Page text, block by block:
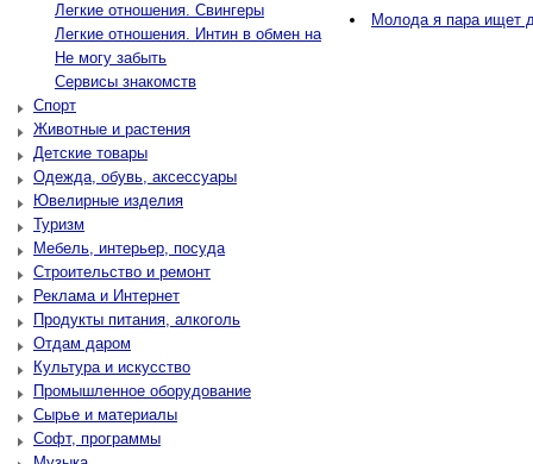
Легкие отношения. Свингеры
Легкие отношения. Интин в обмен на
Не могу забыть
Сервисы знакомств
Спорт
Животные и растения
Детские товары
Одежда, обувь, аксессуары
Ювелирные изделия
Туризм
Мебель, интерьер, посуда
Строительство и ремонт
Реклама и Интернет
Продукты питания, алкоголь
Отдам даром
Культура и искусство
Промышленное оборудование
Сырье и материалы
Софт, программы
Молода я пара ищет